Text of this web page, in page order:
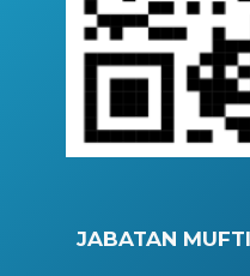
JABATAN